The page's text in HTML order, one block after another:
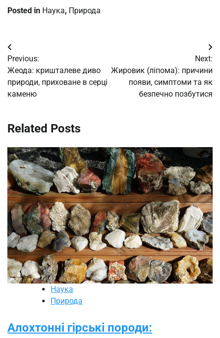
Posted in Наука, Природа
Post
navigation
Previous:
Жеода: кришталеве диво
природи, приховане в серці
каменю
Next:
Жировик (ліпома): причини
появи, симптоми та як
безпечно позбутися
Related Posts
Наука
Природа
Алохтонні гірські породи: